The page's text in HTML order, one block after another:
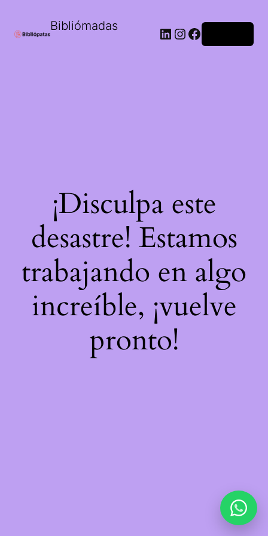
Bibliómadas
¡Disculpa este
desastre! Estamos
trabajando en algo
increíble, ¡vuelve
pronto!